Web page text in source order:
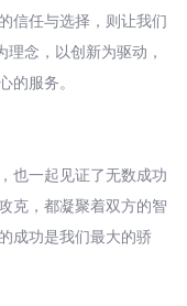
信任与选择，则让我们
理念，以创新为驱动，
的服务。
也一起见证了无数成功
克，都凝聚着双方的智
成功是我们最大的骄